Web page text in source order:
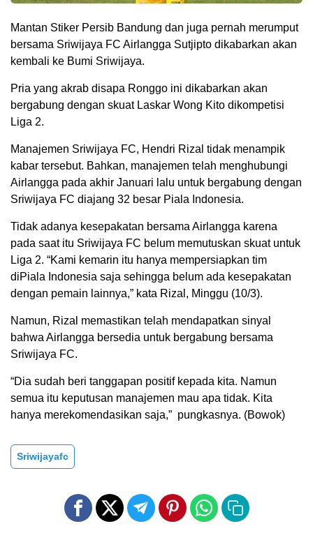
Mantan Stiker Persib Bandung dan juga pernah merumput
bersama Sriwijaya FC Airlangga Sutjipto dikabarkan akan
kembali ke Bumi Sriwijaya.
Pria yang akrab disapa Ronggo ini dikabarkan akan
bergabung dengan skuat Laskar Wong Kito dikompetisi
Liga 2.
Manajemen Sriwijaya FC, Hendri Rizal tidak menampik
kabar tersebut. Bahkan, manajemen telah menghubungi
Airlangga pada akhir Januari lalu untuk bergabung dengan
Sriwijaya FC diajang 32 besar Piala Indonesia.
Tidak adanya kesepakatan bersama Airlangga karena
pada saat itu Sriwijaya FC belum memutuskan skuat untuk
Liga 2. “Kami kemarin itu hanya mempersiapkan tim
diPiala Indonesia saja sehingga belum ada kesepakatan
dengan pemain lainnya,” kata Rizal, Minggu (10/3).
Namun, Rizal memastikan telah mendapatkan sinyal
bahwa Airlangga bersedia untuk bergabung bersama
Sriwijaya FC.
“Dia sudah beri tanggapan positif kepada kita. Namun
semua itu keputusan manajemen mau apa tidak. Kita
hanya merekomendasikan saja,” pungkasnya. (Bowok)
Sriwijayafc